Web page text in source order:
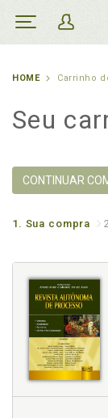
HOME Carrinho
Seu
CONTINUAR
1. Sua compra